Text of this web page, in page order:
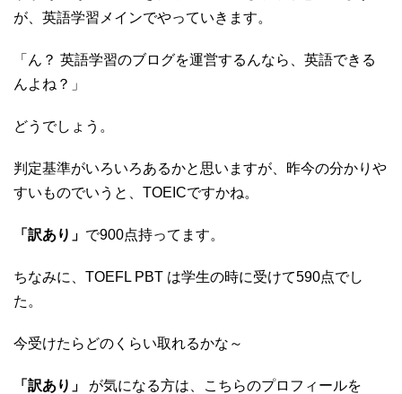
が、英語学習メインでやっていきます。
「ん？ 英語学習のブログを運営するんなら、英語できる
んよね？」
どうでしょう。
判定基準がいろいろあるかと思いますが、昨今の分かりや
すいものでいうと、TOEICですかね。
「訳あり」 で900点持ってます。
ちなみに、TOEFL PBT は学生の時に受けて590点でし
た。
今受けたらどのくらい取れるかな～
「訳あり」
が気になる方は、こちらのプロフィールを